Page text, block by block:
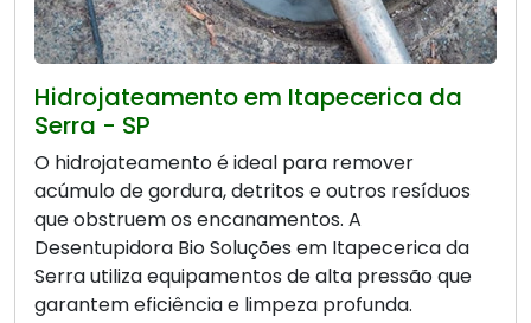
Hidrojateamento em Itapecerica da
Serra - SP
O hidrojateamento é ideal para remover
acúmulo de gordura, detritos e outros resíduos
que obstruem os encanamentos. A
Desentupidora Bio Soluções em Itapecerica da
Serra utiliza equipamentos de alta pressão que
garantem eficiência e limpeza profunda.